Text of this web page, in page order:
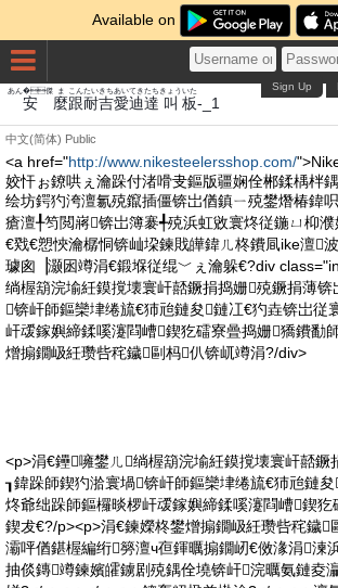
Available on
Sign Up
安
あん�傑
麼
ま
跟
こん
耐
たい
吉
きち
愛
あい
迪
てき
達
たち
叫
きょう
板
いた
-_1
中文(简体) Public
<a href="http://www.nikesteelersshop.com/
姣忓ぉ鐐哄ぇ瀹跺付渚嗗叏鏂版疆娴佺郴鍒楀柈
绘坊鍔犳洿澶氱殑鑹插僵锛岀偤鎮ㄧ殑鐢熸椿鍏
瘡澶╀笉閲嶈锛岀簿褰╃殑浜虹敓寰炵従鍦ㄩ枊
€戣€愬悏瀹樼恫锛屾垜鍊戝皣鍏ㄦ柊鐨凬ike澶
璩囪▕灏囦竴涓€鍛堢従绲﹀ぇ瀹躲€?div
绱楃箶浣堬紝鏌撹壊寰屽嚭鐝捐捣姗殑鐝捐薄
锛屽師鏂欒垏绻旈€犻兘鏈夋鏈冮€犳垚锛岀従
屽叆鎵嬩締鍒嗘瀽閰嶆鍥犵礌寮曡捣姗獢鐨勫
熷搧鐗岋紝瓒呰秺鐬剾杩仈锛屼竴涓?/div>
<p>涓€鑸噰鐢ㄦ绱楃箶浣堬紝鏌撹壊寰屽嚭鐝
┒鍏跺師鍥犳湁寰堝锛屽師鏂欒垏绻旈€犻兘鏈
炵爺绌跺師鏂欏晱椤屽叆鎵嬩締鍒嗘瀽閰嶆鍥犵
鍥犮€?/p><p>涓€鍊嬫柊鐢熷搧鐗岋紝瓒呰秺鐬
灞呯偤鍖楃編绗簩澶ч亱鍕曞搧鐗屻€傚湪涓湅
抽倓鏄竴鍊嬪皬鐪剧殑鍝佺墝锛屽浣曞氨鏈夌